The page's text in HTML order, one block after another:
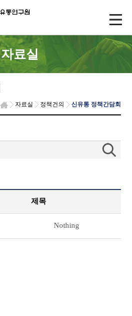
자료실
자료실 정책건의 신유통 정책간담회
제목
Nothing